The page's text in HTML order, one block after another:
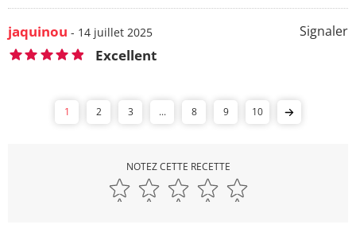
Signaler
jaquinou - 14 juillet 2025
Excellent
1 2 3 ... 8 9 10
NOTEZ CETTE RECETTE